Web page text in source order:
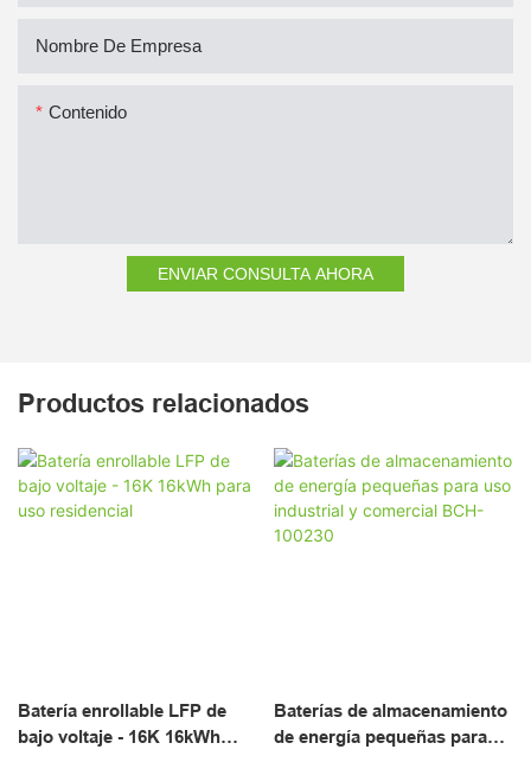
Nombre De Empresa
Contenido
ENVIAR CONSULTA AHORA
Productos relacionados
Batería enrollable LFP de
bajo voltaje - 16K 16kWh
Baterías de almacenamiento
de energía pequeñas para